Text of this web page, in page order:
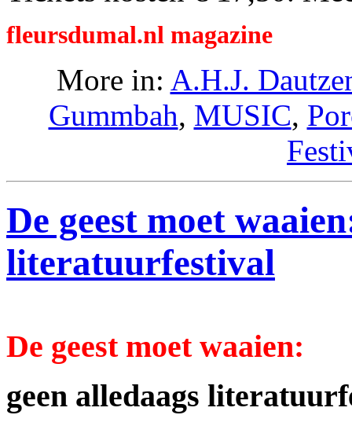
fleursdumal.nl magazine
More in: A.H.J.
Gummbah, MUSIC,
De geest moet
literatuurfestival
De geest moet waaien:
geen alledaags